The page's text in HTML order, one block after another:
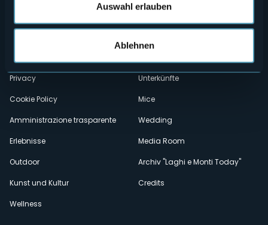
Auswahl erlauben
Ablehnen
Menù
secondario
Privacy
Cookie Policy
Amministrazione trasparente
Erlebnisse
Outdoor
Kunst und Kultur
Wellness
Unterkünfte
Mice
Wedding
Media Room
Archiv "Laghi e Monti Today"
Credits